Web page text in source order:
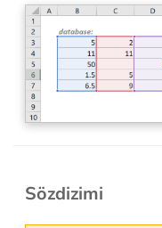
Sözdizimi